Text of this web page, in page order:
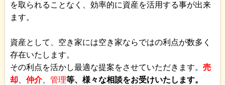
を取られることなく、効率的に資産を活用する事が出来
ます。
資産として、空き家には空き家ならではの利点が数多く
存在いたします。
その利点を活かし最適な提案をさせていただきます。 売
却
仲介、 管理等、様々な相談をお受けいたします。